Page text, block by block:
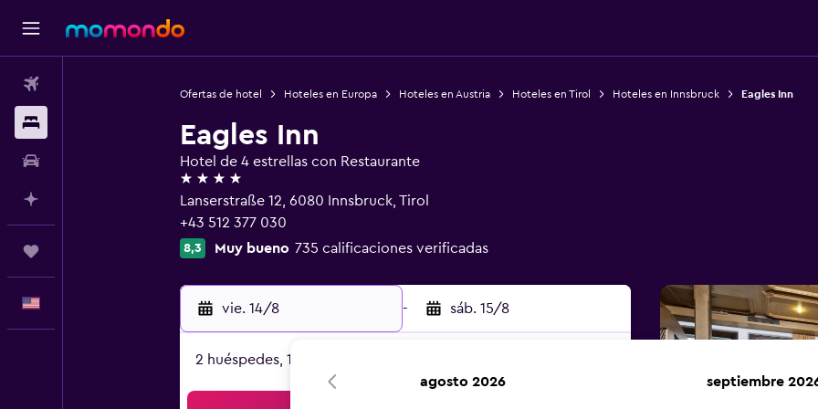
Ofertas de hotel Hoteles en Europa Hoteles en Austria Hoteles en Tirol Hoteles en Innsbruck Eagles Inn
Eagles Inn
Hotel de 4 estrellas con Restaurante
4 estrellas
Lanserstraße 12, 6080 Innsbruck, Tirol
+43 512 377 030
8,3 Muy bueno 735 calificaciones verificadas
vie. 14/8 - sáb. 15/8
2 huéspedes, 1 habitación
agosto 2026 septiembre